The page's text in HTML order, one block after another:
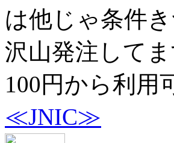
は他じゃ条件
沢山発注してま
100円から利用
≪JNIC≫